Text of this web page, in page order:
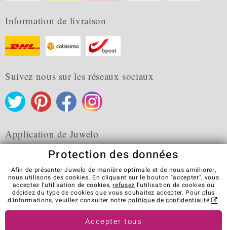
Information de livraison
Suivez nous sur les réseaux sociaux
Application de Juwelo
CGV Protection des données
Cookies
Mentions légales
Contact
Révocation du contrat
Visit our stores in other countries:
Protection des données
Afin de présenter Juwelo de manière optimale et de nous améliorer,
nous utilisons des cookies. En cliquant sur le bouton "accepter", vous
acceptez l'utilisation de cookies,refusez l'utilisation de cookies ou
décidez du type de cookies que vous souhaitez accepter. Pour plus
d'informations, veuillez consulter notre politique de confidentialité .
Accepter tous